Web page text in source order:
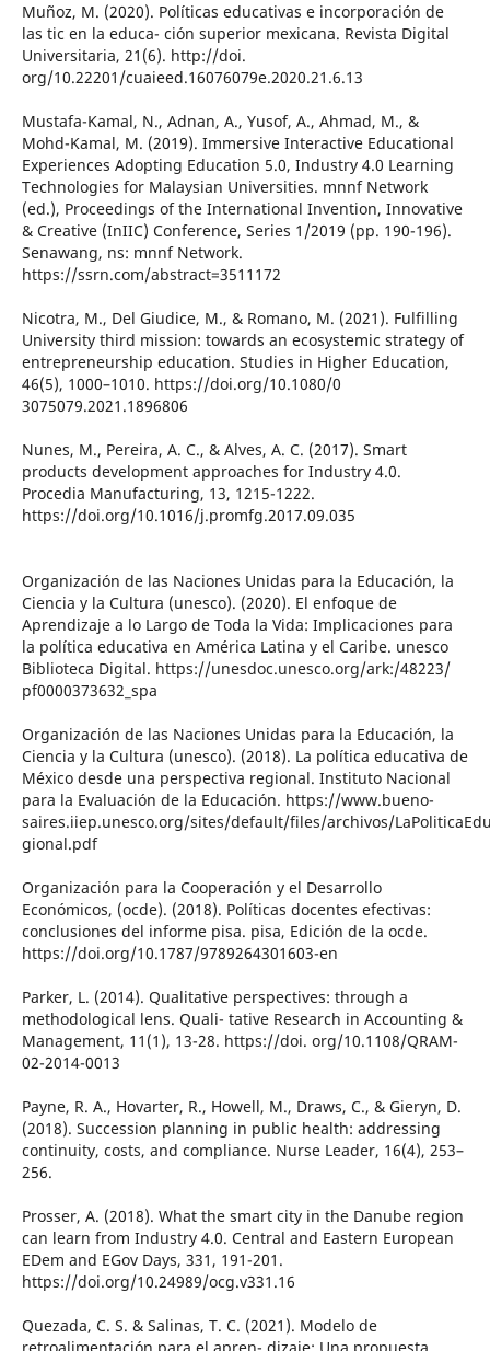
Muñoz, M. (2020). Políticas educativas e incorporación de
las tic en la educa- ción superior mexicana. Revista Digital
Universitaria, 21(6). http://doi.
org/10.22201/cuaieed.16076079e.2020.21.6.13
Mustafa-Kamal, N., Adnan, A., Yusof, A., Ahmad, M., &
Mohd-Kamal, M. (2019). Immersive Interactive Educational
Experiences Adopting Education 5.0, Industry 4.0 Learning
Technologies for Malaysian Universities. mnnf Network
(ed.), Proceedings of the International Invention, Innovative
& Creative (InIIC) Conference, Series 1/2019 (pp. 190-196).
Senawang, ns: mnnf Network.
https://ssrn.com/abstract=3511172
Nicotra, M., Del Giudice, M., & Romano, M. (2021). Fulfilling
University third mission: towards an ecosystemic strategy of
entrepreneurship education. Studies in Higher Education,
46(5), 1000–1010. https://doi.org/10.1080/0
3075079.2021.1896806
Nunes, M., Pereira, A. C., & Alves, A. C. (2017). Smart
products development approaches for Industry 4.0.
Procedia Manufacturing, 13, 1215-1222.
https://doi.org/10.1016/j.promfg.2017.09.035
Organización de las Naciones Unidas para la Educación, la
Ciencia y la Cultura (unesco). (2020). El enfoque de
Aprendizaje a lo Largo de Toda la Vida: Implicaciones para
la política educativa en América Latina y el Caribe. unesco
Biblioteca Digital. https://unesdoc.unesco.org/ark:/48223/
pf0000373632_spa
Organización de las Naciones Unidas para la Educación, la
Ciencia y la Cultura (unesco). (2018). La política educativa de
México desde una perspectiva regional. Instituto Nacional
para la Evaluación de la Educación. https://www.bueno-
saires.iiep.unesco.org/sites/default/files/archivos/
gional.pdf
Organización para la Cooperación y el Desarrollo
Económicos, (ocde). (2018). Políticas docentes efectivas:
conclusiones del informe pisa. pisa, Edición de la ocde.
https://doi.org/10.1787/9789264301603-en
Parker, L. (2014). Qualitative perspectives: through a
methodological lens. Quali- tative Research in Accounting &
Management, 11(1), 13-28. https://doi. org/10.1108/QRAM-
02-2014-0013
Payne, R. A., Hovarter, R., Howell, M., Draws, C., & Gieryn, D.
(2018). Succession planning in public health: addressing
continuity, costs, and compliance. Nurse Leader, 16(4), 253–
256.
Prosser, A. (2018). What the smart city in the Danube region
can learn from Industry 4.0. Central and Eastern European
EDem and EGov Days, 331, 191-201.
https://doi.org/10.24989/ocg.v331.16
Quezada, C. S. & Salinas, T. C. (2021). Modelo de